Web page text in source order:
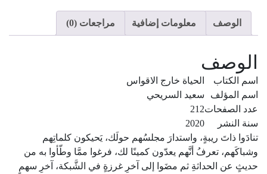
الوصف معلومات إضافية مراجعات (0)
الوصف
اسم الكتاب
الحياة خارج الاقواس
اسم المؤلف
سعيد السريحي
عدد الصفحات212
سنة النشر
2020
تنادَوا ذاتَ ريبةٍ، واستدارَ مجلسُهم حولَك، يَحيكون كلماتِهم
وشباكَهم، تعرفُ أنَّهم يعدّون كمينًا لك، فرغوا ممَّا وطّأوا به من
حديثٍ عن الحداثةِ ثم مضَوا إلى آخرِ غرزةٍ في الشَّبكة، آخرِ سهمٍ